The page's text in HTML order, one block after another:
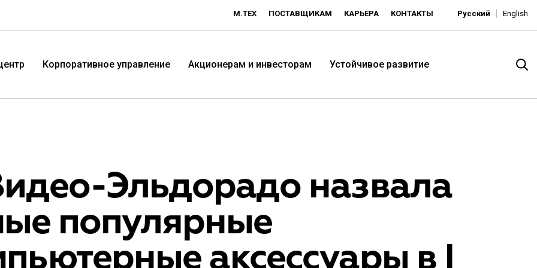
М.ТЕХ ПОСТАВЩИКАМ КАРЬЕРА КОНТАКТЫ Русский English
Технологичная розничная
компания «М.Видео»
«Эльдорадо»
Корпоративное управление Акционерам и инвесторам Устойчивое развитие
Эльдорадо назвала
популярные
аксессуары в I